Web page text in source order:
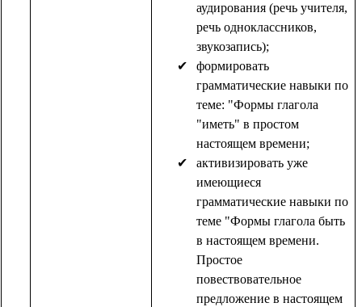
аудирования (речь учителя,
речь одноклассников,
звукозапись);
формировать
грамматические навыки по
теме: "Формы глагола
"иметь" в простом
настоящем времени;
активизировать уже
имеющиеся
грамматические навыки по
теме "Формы глагола быть
в настоящем времени.
Простое
повествовательное
предложение в настоящем